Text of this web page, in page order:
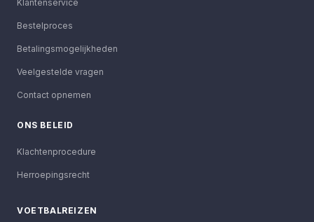
Klantenservice
Bestelproces
Betalingsmogelijkheden
Veelgestelde vragen
Contact opnemen
ONS BELEID
Klachtenprocedure
Herroepingsrecht
VOETBALREIZEN